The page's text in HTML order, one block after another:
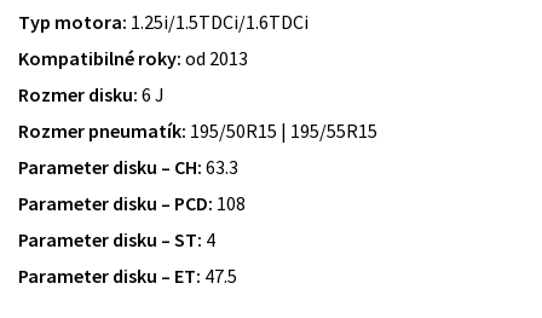
Typ motora: 1.25i/1.5TDCi/1.6TDCi
Kompatibilné roky: od 2013
Rozmer disku: 6 J
Rozmer pneumatík: 195/50R15 | 195/55R15
Parameter disku – CH: 63.3
Parameter disku – PCD: 108
Parameter disku – ST: 4
Parameter disku – ET: 47.5